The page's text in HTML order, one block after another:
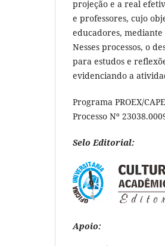
projeção e a real
e professores, cujo
educadores,
Nesses processos, o
para estudos e
evidenciando a
Programa PROEX/
Processo Nº
Selo Editorial:
Apoio: